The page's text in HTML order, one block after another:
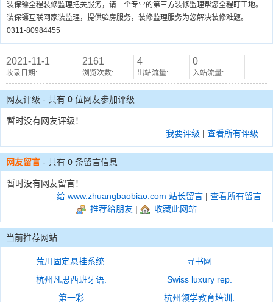
装保镖全程装修监理把关服务，请一个专业的第三方装修监理帮您全程盯工地。
装保镖互联网家装监理，提供验房服务，装修监理服务为您解决装修难题。
0311-80984455
2021-11-1
收录日期:
2161
浏览次数:
4
出站流量:
0
入站流量:
网友评级 - 共有 0 位网友参加评级
暂时没有网友评级！
我要评级 | 查看所有评级
网友留言 - 共有 0 条留言信息
暂时没有网友留言！
给 www.zhuangbaobiao.com 站长留言 | 查看所有留言
推荐给朋友 | 收藏此网站
当前推荐网站
荒川固定悬挂系统.
寻书网
杭州凡思西班牙语.
Swiss luxury rep.
第一彩
杭州领学教育培训.